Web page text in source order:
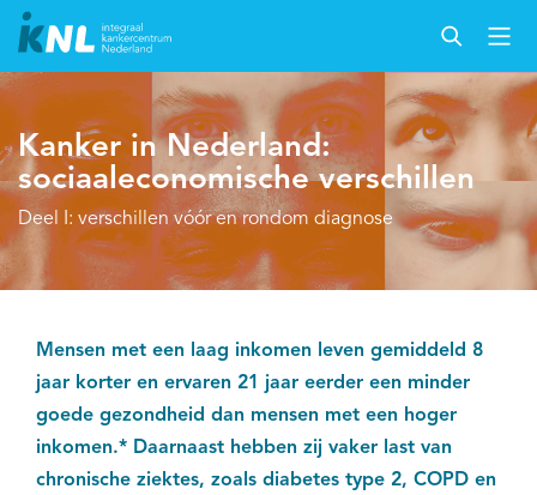
Kanker in Nederland:
sociaaleconomische verschillen
Deel I: verschillen vóór en rondom diagnose
Mensen met een laag inkomen leven gemiddeld 8
jaar korter en ervaren 21 jaar eerder een minder
goede gezondheid dan mensen met een hoger
inkomen.* Daarnaast hebben zij vaker last van
chronische ziektes, zoals diabetes type 2, COPD en